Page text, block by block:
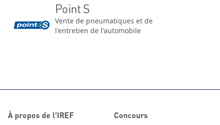
Point S
Vente de pneumatiques et de
l'entretien de l'automobile
À propos de l'IREF Concours